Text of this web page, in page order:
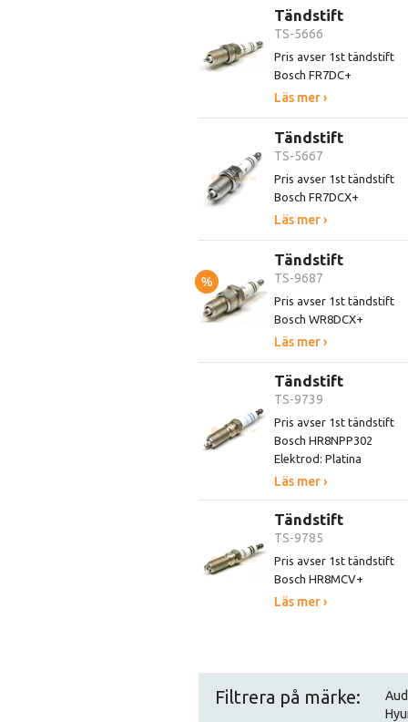
Tändstift
TS-5666
Pris avser 1st tändstift
Bosch FR7DC+
Läs mer ›
Tändstift
TS-5667
Pris avser 1st tändstift
Bosch FR7DCX+
Läs mer ›
%
Tändstift
TS-9687
Pris avser 1st tändstift
Bosch WR8DCX+
Läs mer ›
Tändstift
TS-9739
Pris avser 1st tändstift
Bosch HR8NPP302
Elektrod: Platina
Läs mer ›
Tändstift
TS-9785
Pris avser 1st tändstift
Bosch HR8MCV+
Läs mer ›
Filtrera på märke: